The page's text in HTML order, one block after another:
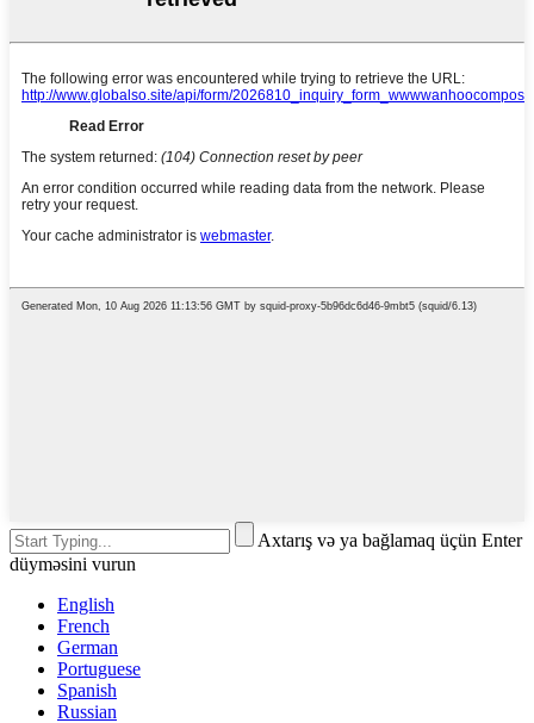
Axtarış və ya bağlamaq üçün Enter
düyməsini vurun
English
French
German
Portuguese
Spanish
Russian